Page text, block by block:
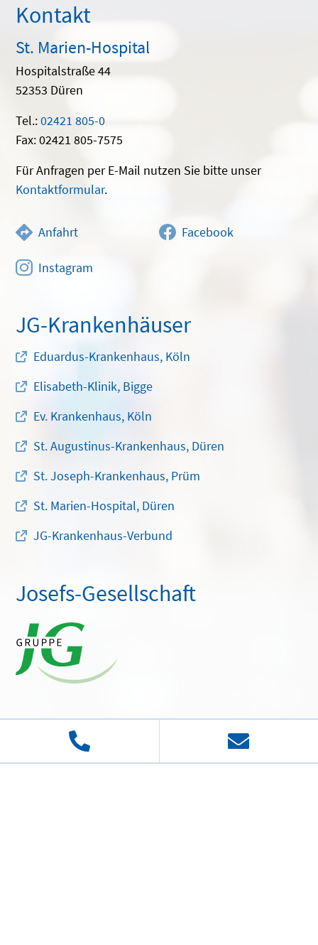
Kontakt
St. Marien-Hospital
Hospitalstraße 44
52353 Düren
Tel.:02421 805-0
Fax: 02421 805-7575
Für Anfragen per E-Mail nutzen Sie bitte unser
Kontaktformular.
Anfahrt Facebook
Instagram
JG-Krankenhäuser
Eduardus-Krankenhaus, Köln
Elisabeth-Klinik, Bigge
Ev. Krankenhaus, Köln
St. Augustinus-Krankenhaus, Düren
St. Joseph-Krankenhaus, Prüm
St. Marien-Hospital, Düren
JG-Krankenhaus-Verbund
Josefs-Gesellschaft
"Im Mittelpunkt der Mensch" ist unser Leitsatz. An ihm
und unseren christlichen Wurzeln richten wir unsere
medizinische und pflegerische Behandlung und